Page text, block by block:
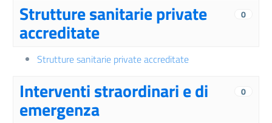
0
Strutture sanitarie private
accreditate
Strutture sanitarie private accreditate
0
Interventi straordinari e di
emergenza